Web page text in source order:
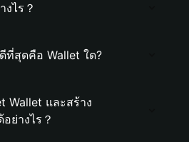
ไร？
ที่สุดคือ Wallet ใด?
Wallet และสร้าง
ย่างไร？